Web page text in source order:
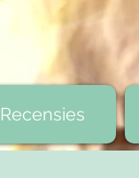
Recensies